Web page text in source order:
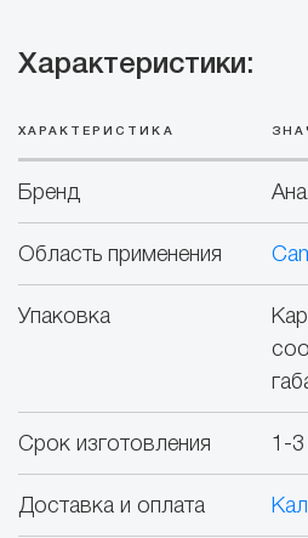
Характеристики:
ХАРАКТЕРИСТИКА
Бренд
Область применения
Упаковка
Срок изготовления 1-3
Доставка и оплата